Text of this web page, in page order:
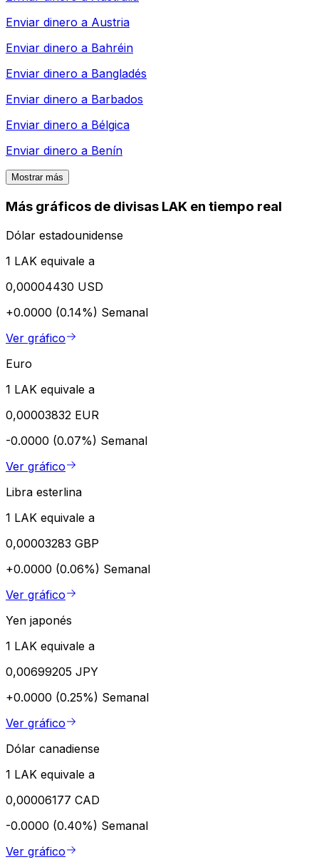
Enviar dinero a Austria
Enviar dinero a Bahréin
Enviar dinero a Bangladés
Enviar dinero a Barbados
Enviar dinero a Bélgica
Enviar dinero a Benín
Mostrar más
Más gráficos de divisas LAK en tiempo real
Dólar estadounidense
1 LAK equivale a
0,00004430 USD
+0.0000 (0.14%) Semanal
Ver gráfico
Euro
1 LAK equivale a
0,00003832 EUR
-0.0000 (0.07%) Semanal
Ver gráfico
Libra esterlina
1 LAK equivale a
0,00003283 GBP
+0.0000 (0.06%) Semanal
Ver gráfico
Yen japonés
1 LAK equivale a
0,00699205 JPY
+0.0000 (0.25%) Semanal
Ver gráfico
Dólar canadiense
1 LAK equivale a
0,00006177 CAD
-0.0000 (0.40%) Semanal
Ver gráfico